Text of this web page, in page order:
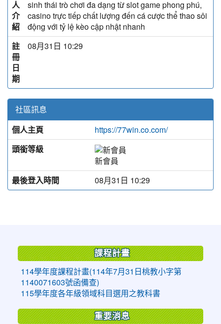
人
介
紹
sinh thái trò chơi đa dạng từ slot game phong phú,
casino trực tiếp chất lượng đến cá cược thể thao sôi
động với tỷ lệ kèo cập nhật nhanh
註
冊
日
期
08月31日 10:29
社區訊息
個人主頁
https://77win.co.com/
頭銜等級
新會員
最後登入時間
08月31日 10:29
課程計畫
114學年度課程計畫(114年7月31日桃教小字第
1140071603號函備查)
115學年度各年級領域科目選用之教科書
重要消息